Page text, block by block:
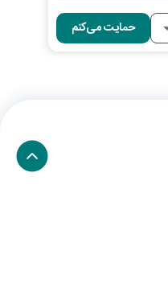
حمایت می‌کنم